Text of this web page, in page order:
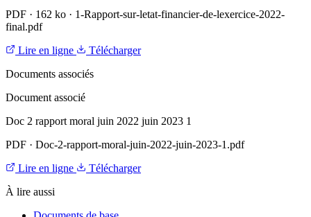
PDF · 162 ko · 1-Rapport-sur-letat-financier-de-lexercice-2022-
final.pdf
Lire en ligne
Télécharger
Documents associés
Document associé
Doc 2 rapport moral juin 2022 juin 2023 1
PDF · Doc-2-rapport-moral-juin-2022-juin-2023-1.pdf
Lire en ligne
Télécharger
À lire aussi